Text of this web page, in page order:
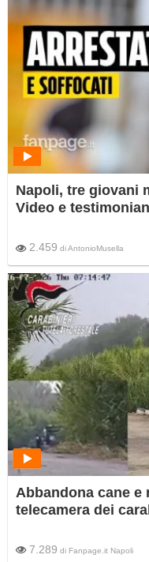
Napoli, tre giovani
Video e
2.459 diAntonioMusella
Abbandona cane
telecamera dei
7.289 di Fanpage.it Napoli